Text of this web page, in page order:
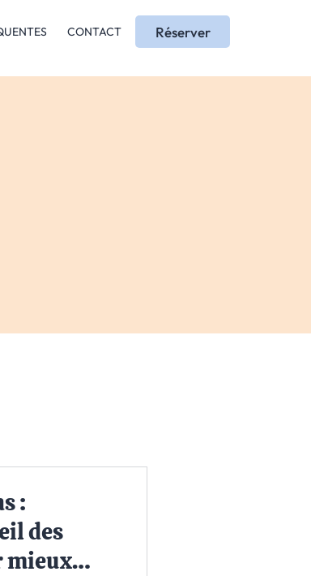
CONTACT Réserver
:
des
mieux